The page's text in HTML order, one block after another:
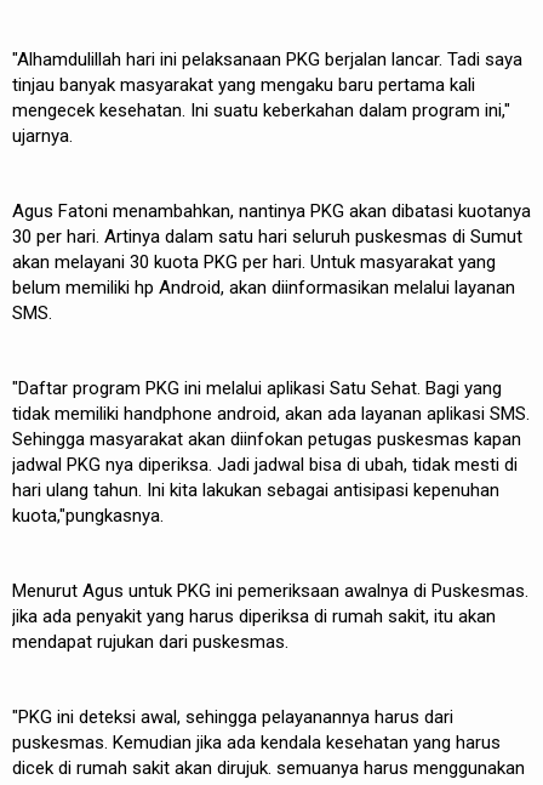
"Alhamdulillah hari ini pelaksanaan PKG berjalan lancar. Tadi saya
tinjau banyak masyarakat yang mengaku baru pertama kali
mengecek kesehatan. Ini suatu keberkahan dalam program ini,"
ujarnya.
Agus Fatoni menambahkan, nantinya PKG akan dibatasi kuotanya
30 per hari. Artinya dalam satu hari seluruh puskesmas di Sumut
akan melayani 30 kuota PKG per hari. Untuk masyarakat yang
belum memiliki hp Android, akan diinformasikan melalui layanan
SMS.
"Daftar program PKG ini melalui aplikasi Satu Sehat. Bagi yang
tidak memiliki handphone android, akan ada layanan aplikasi SMS.
Sehingga masyarakat akan diinfokan petugas puskesmas kapan
jadwal PKG nya diperiksa. Jadi jadwal bisa di ubah, tidak mesti di
hari ulang tahun. Ini kita lakukan sebagai antisipasi kepenuhan
kuota,"pungkasnya.
Menurut Agus untuk PKG ini pemeriksaan awalnya di Puskesmas.
jika ada penyakit yang harus diperiksa di rumah sakit, itu akan
mendapat rujukan dari puskesmas.
"PKG ini deteksi awal, sehingga pelayanannya harus dari
puskesmas. Kemudian jika ada kendala kesehatan yang harus
dicek di rumah sakit akan dirujuk. semuanya harus menggunakan